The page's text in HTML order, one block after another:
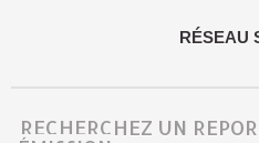
RÉSEAU
RECHERCHEZ UN